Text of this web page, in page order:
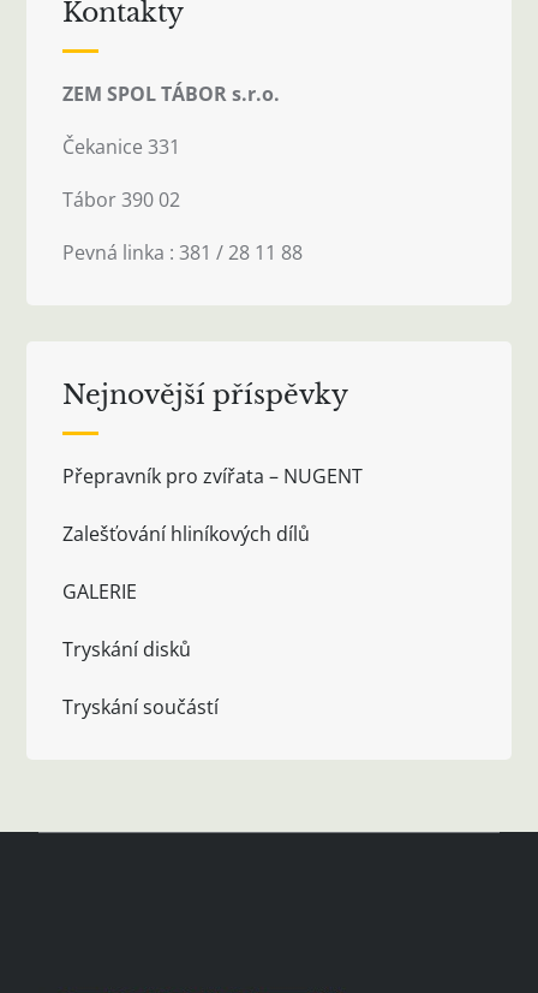
Kontakty
ZEM SPOL TÁBOR s.r.o.
Čekanice 331
Tábor 390 02
Pevná linka : 381 / 28 11 88
Nejnovější příspěvky
Přepravník pro zvířata – NUGENT
Zalešťování hliníkových dílů
GALERIE
Tryskání disků
Tryskání součástí